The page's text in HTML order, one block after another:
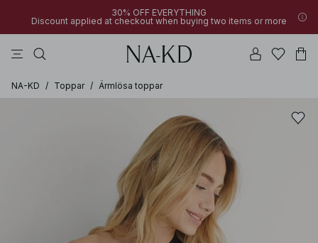
30% OFF EVERYTHING
Discount applied at checkout when buying two items or more
NA-KD / Toppar / Ärmlösa toppar